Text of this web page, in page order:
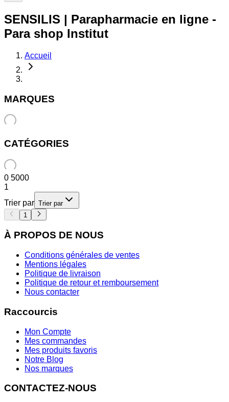
SENSILIS | Parapharmacie en ligne -
Para shop Institut
Accueil
MARQUES
CATÉGORIES
0 5000
1
Trier par Trier par
1
À PROPOS DE NOUS
Conditions générales de ventes
Mentions légales
Politique de livraison
Politique de retour et remboursement
Nous contacter
Raccourcis
Mon Compte
Mes commandes
Mes produits favoris
Notre Blog
Nos marques
CONTACTEZ-NOUS